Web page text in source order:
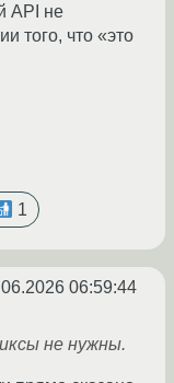
API не
того, что «это
1
06:59:44
не нужны.